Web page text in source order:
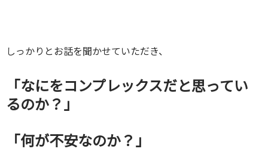
しっかりとお話を聞かせていただき、
「なにをコンプレックスだと思ってい
るのか？」
「何が不安なのか？」